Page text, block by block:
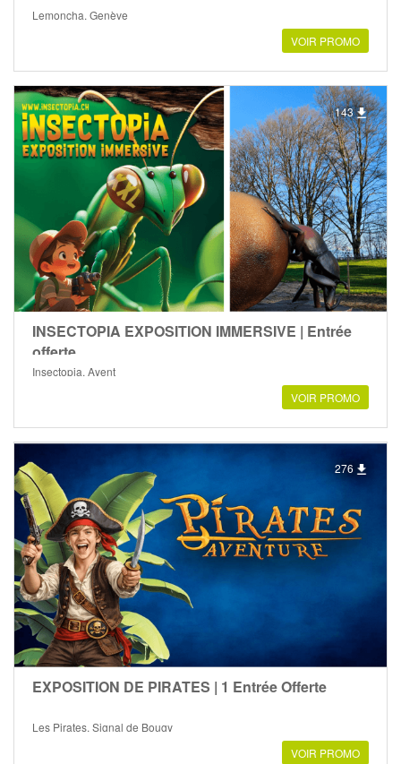
Lemoncha, Genève
VOIR PROMO
143
INSECTOPIA EXPOSITION IMMERSIVE | Entrée
offerte
Insectopia, Ayent
VOIR PROMO
276
EXPOSITION DE PIRATES | 1 Entrée Offerte
Les Pirates, Signal de Bougy
VOIR PROMO